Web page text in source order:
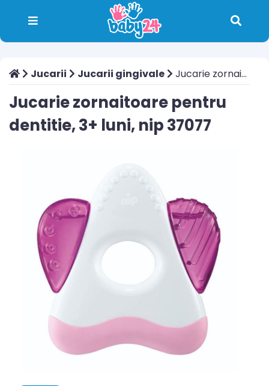
Jucarii Jucarii gingivale Jucarie zornaitoare pentru dentitie, 3+ luni, nip 37077
Jucarie zornaitoare pentru
dentitie, 3+ luni, nip 37077